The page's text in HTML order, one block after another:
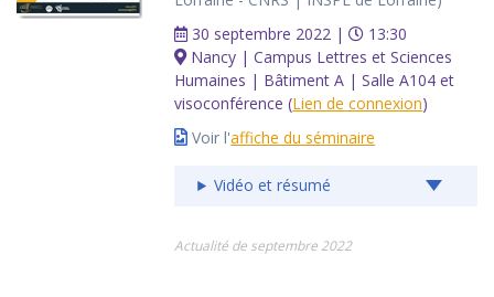
30 septembre 2022 |
13:30
Nancy | Campus Lettres et Sciences
Humaines | Bâtiment A | Salle A104 et
visoconférence (Lien de connexion)
Voir l'affiche du séminaire
Vidéo et résumé
Actualité de septembre 2022